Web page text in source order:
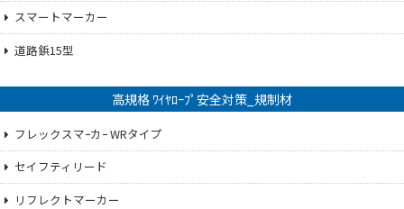
スマートマーカー
道路鋲15型
高規格 ﾜｲﾔﾛｰﾌﾟ安全対策_規制材
フレックスマｰカｰ WRタイプ
セイフティリード
リフレクトマーカー